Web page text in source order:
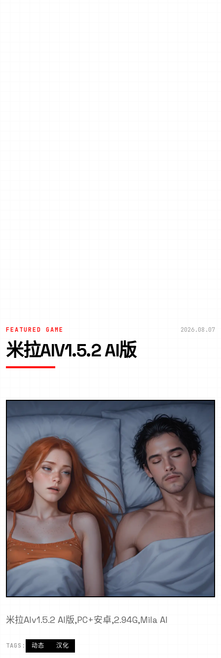
FEATURED GAME 2026.08.07
米拉AIV1.5.2 AI版
米拉AIv1.5.2 AI版,PC+安卓,2.94G,Mila AI
TAGS: 动态 汉化